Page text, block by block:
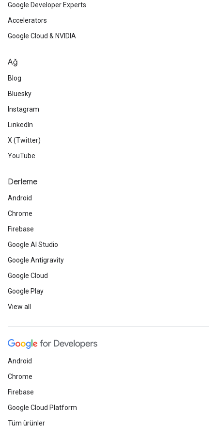
Google Developer Experts
Accelerators
Google Cloud & NVIDIA
Ağ
Blog
Bluesky
Instagram
LinkedIn
X (Twitter)
YouTube
Derleme
Android
Chrome
Firebase
Google AI Studio
Google Antigravity
Google Cloud
Google Play
View all
Android
Chrome
Firebase
Google Cloud Platform
Tüm ürünler